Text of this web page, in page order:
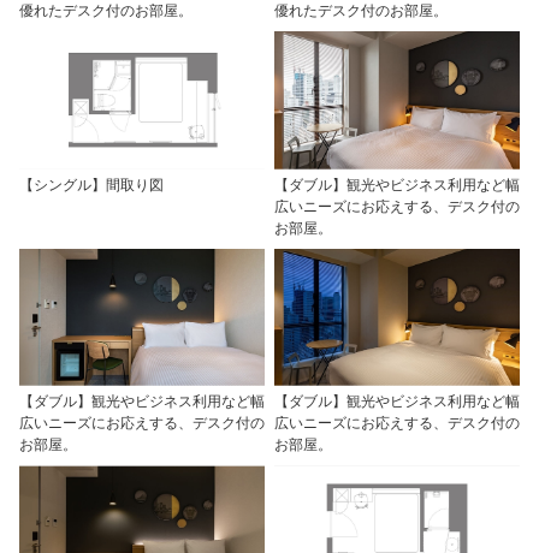
優れたデスク付のお部屋。
優れたデスク付のお部屋。
【シングル】間取り図
【ダブル】観光やビジネス利用など幅
広いニーズにお応えする、デスク付の
お部屋。
【ダブル】観光やビジネス利用など幅
広いニーズにお応えする、デスク付の
お部屋。
【ダブル】観光やビジネス利用など幅
広いニーズにお応えする、デスク付の
お部屋。